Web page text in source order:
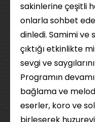
sakinlerine çeşitli
onlarla sohbet
dinledi. Samimi ve
çıktığı etkinlikte
sevgi ve
Programın
bağlama ve
eserler, koro ve